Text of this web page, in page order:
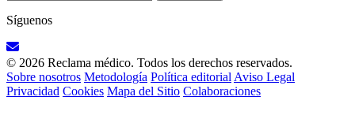
Síguenos
© 2026 Reclama médico. Todos los derechos reservados.
Sobre nosotros Metodología Política editorial Aviso Legal
Privacidad Cookies Mapa del Sitio Colaboraciones